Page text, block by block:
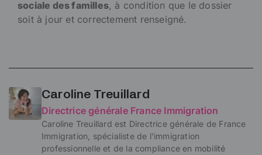
sociale des familles, à condition que le dossier
soit à jour et correctement renseigné.
Caroline Treuillard
Directrice générale France Immigration
Caroline Treuillard est Directrice générale de France
Immigration, spécialiste de l'immigration
professionnelle et de la compliance en mobilité